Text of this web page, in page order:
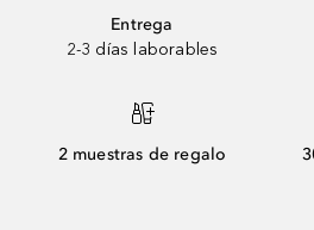
Entrega
2-3 días laborables
2 muestras de regalo